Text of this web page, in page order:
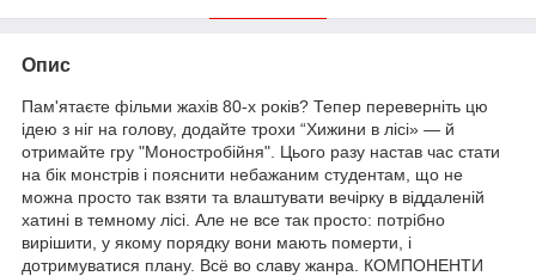
Опис
Пам'ятаєте фільми жахів 80-х років? Тепер переверніть цю
ідею з ніг на голову, додайте трохи “Хижини в лісі» — й
отримайте гру "Моностробійня". Цього разу настав час стати
на бік монстрів і пояснити небажаним студентам, що не
можна просто так взяти та влаштувати вечірку в віддаленій
хатині в темному лісі. Але не все так просто: потрібно
вирішити, у якому порядку вони мають померти, і
дотримуватися плану. Всё во славу жанра. КОМПОНЕНТИ